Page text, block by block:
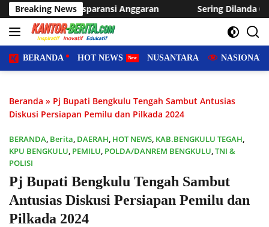
Langsung
ke
konten
Breaking News
Anggaran Sering Dilanda Genangan, Desa Sukaraja
BERANDA HOT NEWS NUSANTARA NASIONAL
Beranda » Pj Bupati Bengkulu Tengah Sambut Antusias
Diskusi Persiapan Pemilu dan Pilkada 2024
BERANDA, Berita, DAERAH, HOT NEWS, KAB.BENGKULU TEGAH,
KPU BENGKULU, PEMILU, POLDA/DANREM BENGKULU,TNI &
POLISI
Pj Bupati Bengkulu Tengah Sambut
Antusias Diskusi Persiapan Pemilu dan
Pilkada 2024